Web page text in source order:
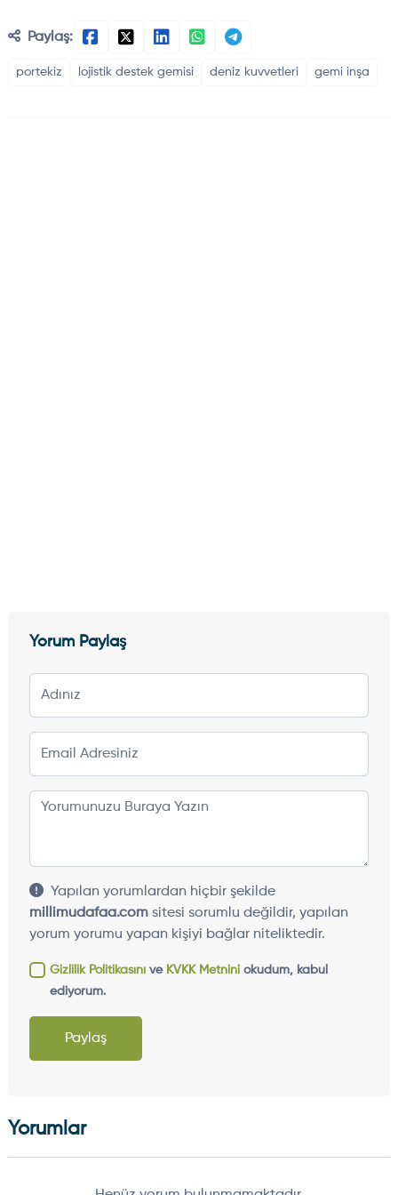
Paylaş:
portekiz lojistik destek gemisi deniz kuvvetleri gemi inşa
Yorum Paylaş
Yapılan yorumlardan hiçbir şekilde
millimudafaa.comsitesi sorumlu değildir, yapılan
yorum yorumu yapan kişiyi bağlar niteliktedir.
Gizlilik Politikasınıve KVKK Metniniokudum, kabul
ediyorum.
Paylaş
Yorumlar